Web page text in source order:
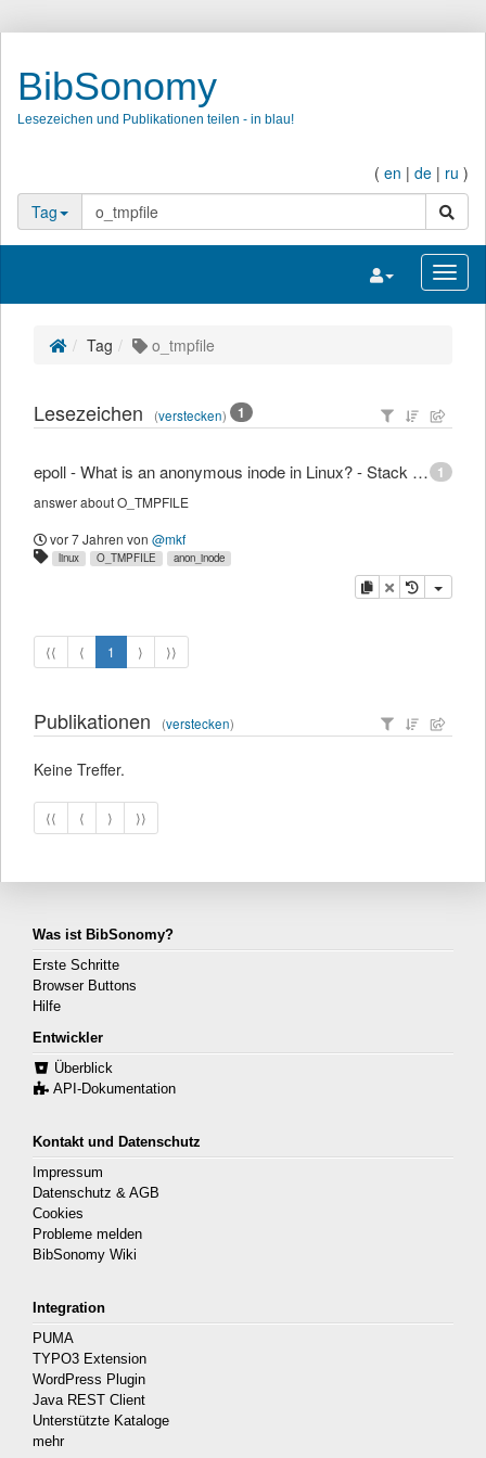
BibSonomy
Lesezeichen und Publikationen teilen - in blau!
( en | de | ru )
Tag
Suche
Navigation
Tag o_tmpfile
Lesezeichen (verstecken) 1
1
epoll - What is an anonymous inode in Linux? - Stack Overflow
answer about O_TMPFILE
vor 7 Jahren von @mkf
linux O_TMPFILE anon_inode
Kopieren
Löschen
⟨⟨ ⟨ 1 ⟩ ⟩⟩
Publikationen (verstecken)
Keine Treffer.
⟨⟨ ⟨ ⟩ ⟩⟩
Was ist BibSonomy?
Erste Schritte
Browser Buttons
Hilfe
Entwickler
Überblick
API-Dokumentation
Kontakt und Datenschutz
Impressum
Datenschutz & AGB
Cookies
Probleme melden
BibSonomy Wiki
Integration
PUMA
TYPO3 Extension
WordPress Plugin
Java REST Client
Unterstützte Kataloge
mehr